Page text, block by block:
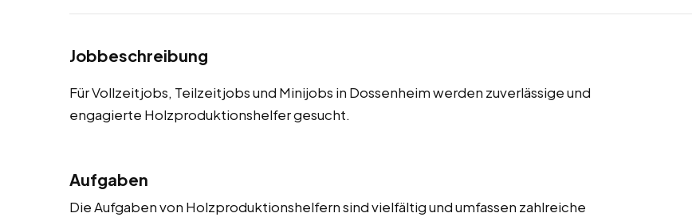
Jobbeschreibung
Für Vollzeitjobs, Teilzeitjobs und Minijobs in Dossenheim werden zuverlässige und
engagierte Holzproduktionshelfer gesucht.
Aufgaben
Die Aufgaben von Holzproduktionshelfern sind vielfältig und umfassen zahlreiche